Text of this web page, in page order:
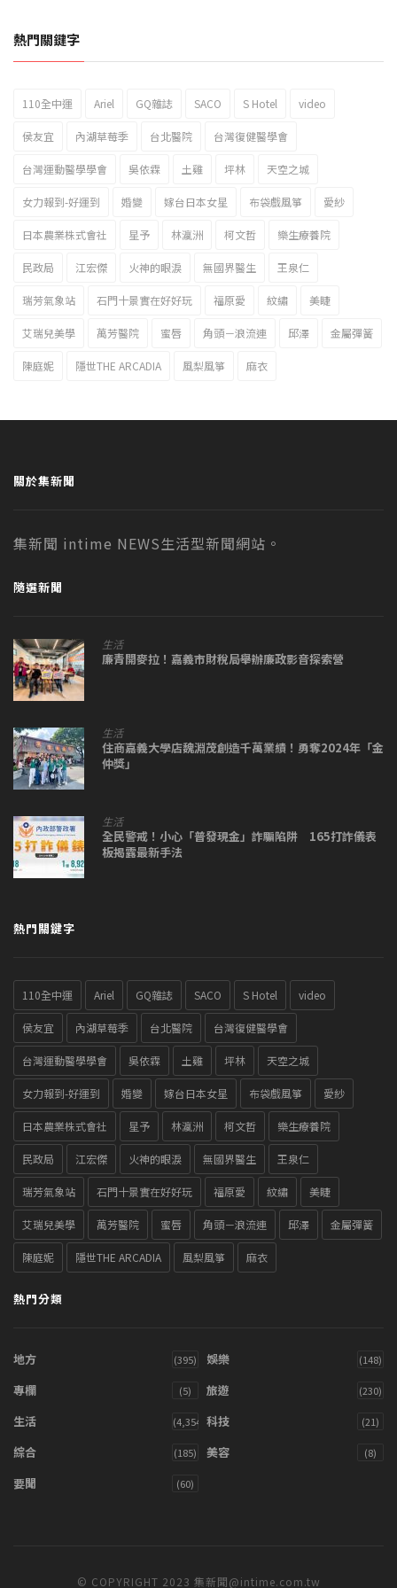
2023新北市北海岸國際風箏節「風在石起」霸氣回歸
熱門關鍵字
110全中運 Ariel GQ雜誌 SACO S Hotel video
侯友宜 內湖草莓季 台北醫院 台灣復健醫學會
台灣運動醫學學會 吳依霖 土雞 坪林 天空之城
女力報到-好運到 婚變 嫁台日本女星 布袋戲風箏 愛紗
日本農業株式會社 星予 林瀛洲 柯文哲 樂生療養院
民政局 江宏傑 火神的眼淚 無國界醫生 王泉仁
瑞芳氣象站 石門十景實在好好玩 福原愛 紋繡 美睫
艾瑞兒美學 萬芳醫院 蜜唇 角頭－浪流連 邱澤 金屬彈簧
陳庭妮 隱世THE ARCADIA 風梨風箏 麻衣
關於集新聞
集新聞 intime NEWS生活型新聞網站。
隨選新聞
生活
廉青開麥拉！嘉義市財稅局舉辦廉政影音探索營
生活
住商嘉義大學店魏淵茂創造千萬業績！勇奪2024年「金
仲獎」
生活
全民警戒！小心「普發現金」詐騙陷阱 165打詐儀表
板揭露最新手法
熱門關鍵字
110全中運 Ariel GQ雜誌 SACO S Hotel video
侯友宜 內湖草莓季 台北醫院 台灣復健醫學會
台灣運動醫學學會 吳依霖 土雞 坪林 天空之城
女力報到-好運到 婚變 嫁台日本女星 布袋戲風箏 愛紗
日本農業株式會社 星予 林瀛洲 柯文哲 樂生療養院
民政局 江宏傑 火神的眼淚 無國界醫生 王泉仁
瑞芳氣象站 石門十景實在好好玩 福原愛 紋繡 美睫
艾瑞兒美學 萬芳醫院 蜜唇 角頭－浪流連 邱澤 金屬彈簧
陳庭妮 隱世THE ARCADIA 風梨風箏 麻衣
熱門分類
地方 (395) 娛樂 (148)
專欄 (5) 旅遊 (230)
生活 (4,354) 科技 (21)
綜合 (185) 美容 (8)
要聞 (60)
© COPYRIGHT 2023 集新聞@intime.com.tw